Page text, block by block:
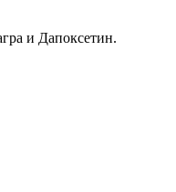
и Дапоксетин.